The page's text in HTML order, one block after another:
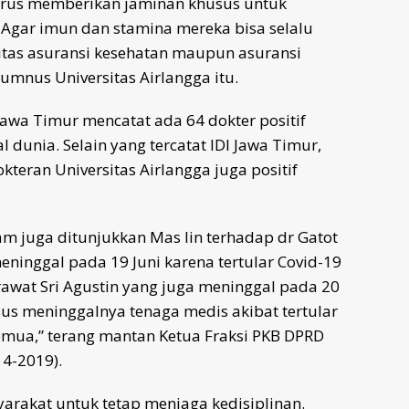
imun dan stamina mereka bisa selalu
asuransi kesehatan maupun asuransi
Universitas Airlangga itu.
Timur mencatat ada 64 dokter positif
Selain yang tercatat IDI Jawa Timur,
Universitas Airlangga juga positif
juga ditunjukkan Mas Iin terhadap dr Gatot
pada 19 Juni karena tertular Covid-19
Sri Agustin yang juga meninggal pada 20
meninggalnya tenaga medis akibat tertular
terang mantan Ketua Fraksi PKB DPRD
2019).
untuk tetap menjaga kedisiplinan.